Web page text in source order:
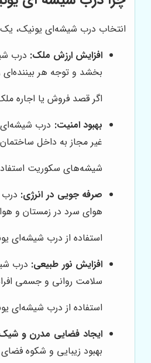
انتخاب درب شیشه‌ای یونیک، یک
افزایش ارزش ملک: درب
بخشد و توجه هر
اگر قصد فروش یا اجاره
بهبود امنیت: درب شیشه‌ای
غیر مجاز به داخل
شیشه‌های سکوریت
صرفه جویی در انرژی:
هوای سرد در زمستان و
استفاده از درب
افزایش نور طبیعی: درب
سلامت روانی و جسمی
استفاده از درب شیشه‌ای
ایجاد فضایی مدرن و
بهبود زیبایی و شکوه